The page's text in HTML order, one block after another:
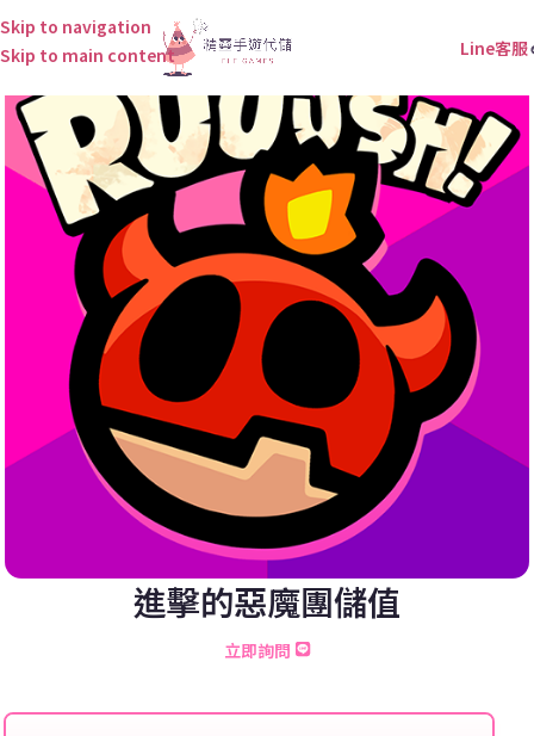
Skip to navigation
Skip to main content
Line客服
進擊的惡魔團儲值
立即詢問